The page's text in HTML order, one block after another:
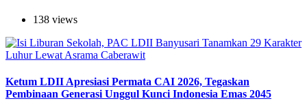
138 views
Ketum LDII Apresiasi Permata CAI 2026, Tegaskan
Pembinaan Generasi Unggul Kunci Indonesia Emas 2045